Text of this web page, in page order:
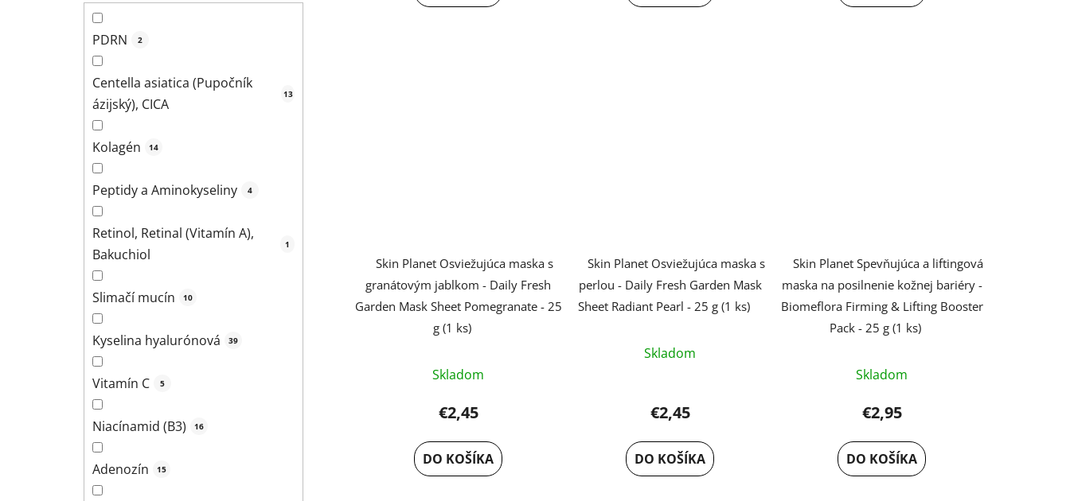
PDRN 2
Centella asiatica (Pupočník
ázijský), CICA
13
Kolagén 14
Peptidy a Aminokyseliny 4
Retinol, Retinal (Vitamín A),
Bakuchiol
1
Slimačí mucín 10
Kyselina hyalurónová 39
Vitamín C 5
Niacínamid (B3) 16
Adenozín 15
Skin Planet Osviežujúca maska s
granátovým jablkom - Daily Fresh
Garden Mask Sheet Pomegranate - 25
g (1 ks)
Skladom
€2,45
DO KOŠÍKA
Skin Planet Osviežujúca maska s
perlou - Daily Fresh Garden Mask
Sheet Radiant Pearl - 25 g (1 ks)
Skladom
€2,45
DO KOŠÍKA
Skin Planet Spevňujúca a liftingová
maska na posilnenie kožnej bariéry -
Biomeflora Firming & Lifting Booster
Pack - 25 g (1 ks)
Skladom
€2,95
DO KOŠÍKA